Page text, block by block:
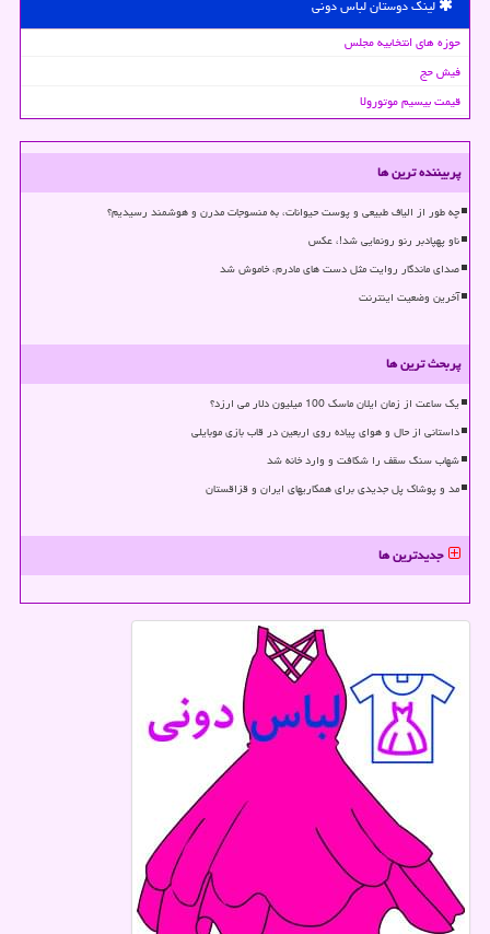
لینک دوستان لباس دونی
حوزه های انتخابیه مجلس
فیش حج
قیمت بیسیم موتورولا
پربیننده ترین ها
چه طور از الیاف طبیعی و پوست حیوانات، به منسوجات مدرن و هوشمند رسیدیم؟
ناو پهپادبر رنو رونمایی شد!، عکس
صدای ماندگار روایت مثل دست های مادرم، خاموش شد
آخرین وضعیت اینترنت
پربحث ترین ها
یک ساعت از زمان ایلان ماسک 100 میلیون دلار می ارزد؟
داستانی از حال و هوای پیاده روی اربعین در قاب بازی موبایلی
شهاب سنگ سقف را شکافت و وارد خانه شد
مد و پوشاک پل جدیدی برای همکاریهای ایران و قزاقستان
جدیدترین ها